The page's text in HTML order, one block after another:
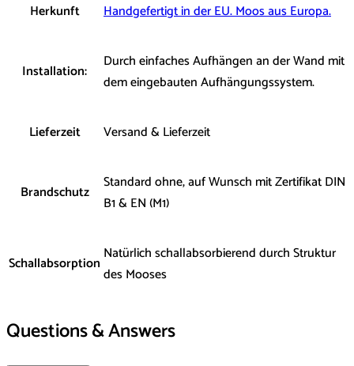
Herkunft Handgefertigt in der EU. Moos aus Europa.
Installation:
Durch einfaches Aufhängen an der Wand mit
dem eingebauten Aufhängungssystem.
Lieferzeit Versand & Lieferzeit
Brandschutz
Standard ohne, auf Wunsch mit Zertifikat DIN
B1 & EN (M1)
Schallabsorption Natürlich schallabsorbierend durch Struktur
des Mooses
Questions & Answers